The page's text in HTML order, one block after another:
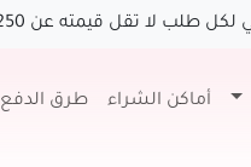
لا تقل قيمته عن 250 ريال داخل المملكة
أماكن الشراء طرق الدفع